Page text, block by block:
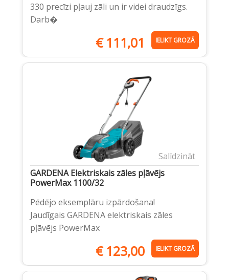
330 precīzi pļauj zāli un ir videi draudzīgs.
Darb�
€111,01 IELIKT GROZĀ
Salīdzināt
GARDENA Elektriskais zāles pļāvējs
PowerMax 1100/32
Pēdējo eksemplāru izpārdošana!
Jaudīgais GARDENA elektriskais zāles
pļāvējs PowerMax
€123,00 IELIKT GROZĀ